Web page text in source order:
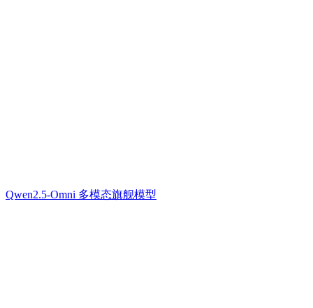
Qwen2.5-Omni 多模态旗舰模型